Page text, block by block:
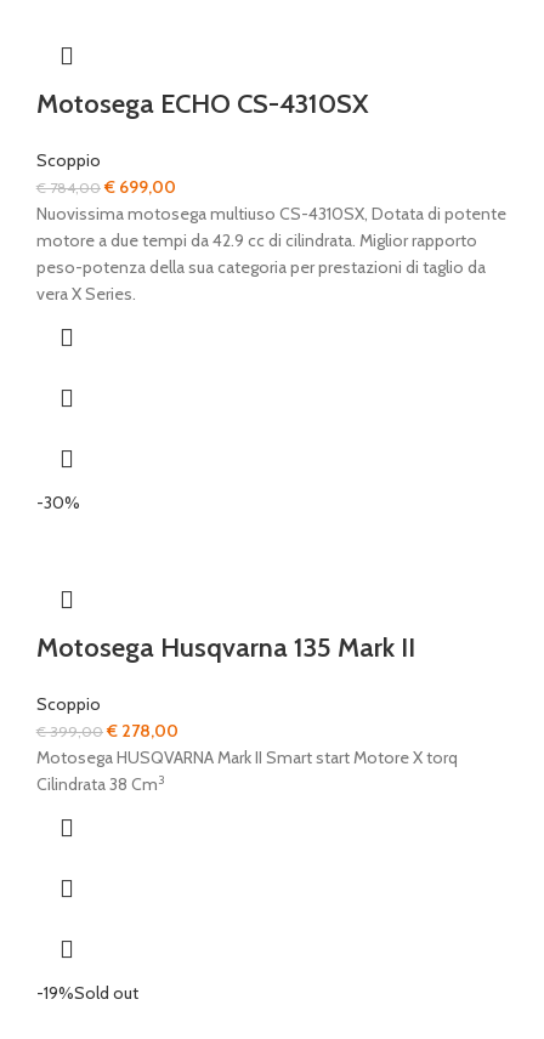
Motosega ECHO CS-4310SX
Scoppio
€784,00Il
prezzo
originale
era:
€ 784,00.
€ 699,00
prezzo
attuale
è:
Nuovissima motosega multiuso CS-4310SX, Dotata di potente
motore a due tempi da 42.9 cc di cilindrata. Miglior rapporto
peso-potenza della sua categoria per prestazioni di taglio da
vera X Series.
-30%
Motosega Husqvarna 135 Mark II
Scoppio
€399,00Il
prezzo
originale
€ 278,00
prezzo
Motosega HUSQVARNA Mark II Smart start Motore X torq
Cilindrata 38 Cm3
-19%Sold out